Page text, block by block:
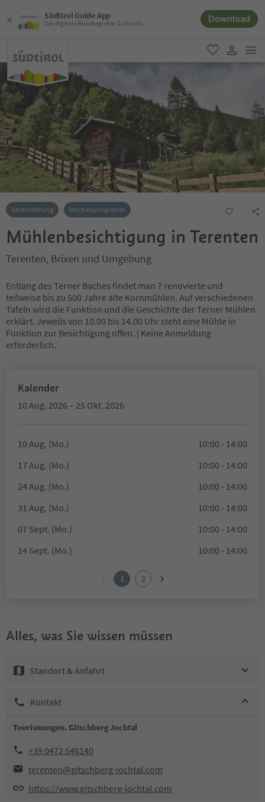
Südtirol Guide App
Der digitale Reisebegleiter Südtirols Download
favorit
user link
Veranstaltung Wochenprogramm
Mühlenbesichtigung in Terenten
Terenten, Brixen und Umgebung
Entlang des Terner Baches findet man 7 renovierte und
teilweise bis zu 500 Jahre alte Kornmühlen. Auf verschiedenen
Tafeln wird die Funktion und die Geschichte der Terner Mühlen
erklärt. Jeweils von 10.00 bis 14.00 Uhr steht eine Mühle in
Funktion zur Besichtigung offen. | Keine Anmeldung
erforderlich.
Kalender
10 Aug. 2026 – 25 Okt. 2026
10 Aug. (Mo.)
10:00 - 14:00
17 Aug. (Mo.)
10:00 - 14:00
24 Aug. (Mo.)
10:00 - 14:00
31 Aug. (Mo.)
10:00 - 14:00
07 Sept. (Mo.)
10:00 - 14:00
14 Sept. (Mo.)
10:00 - 14:00
1 2
Alles, was Sie wissen müssen
Standort & Anfahrt
Kontakt
Tourismusgen. Gitschberg Jochtal
+39 0472 546140
terenten@gitschberg-jochtal.com
https://www.gitschberg-jochtal.com